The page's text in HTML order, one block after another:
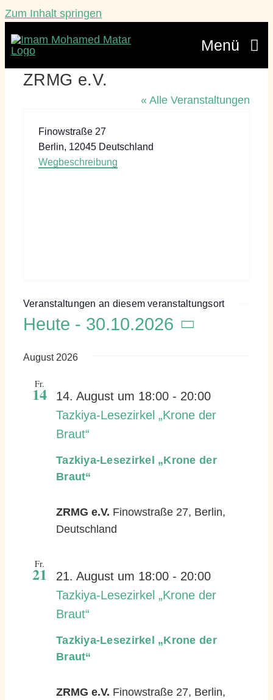
Zum Inhalt springen
Menü
ZRMG e.V.
« Alle Veranstaltungen
Adresse
Finowstraße 27
Berlin, 12045 Deutschland
Wegbeschreibung
Veranstaltungen an diesem veranstaltungsort
Heute - 30.10.2026
wählen.
August 2026
Fr.
14
Tazkiya-Lesezirkel „Krone der
Braut“
14. August um 18:00 - 20:00
Tazkiya-Lesezirkel „Krone der
Braut“
ZRMG e.V. Finowstraße 27, Berlin,
Deutschland
Fr.
21
Tazkiya-Lesezirkel „Krone der
Braut“
21. August um 18:00 - 20:00
Tazkiya-Lesezirkel „Krone der
Braut“
ZRMG e.V. Finowstraße 27, Berlin,